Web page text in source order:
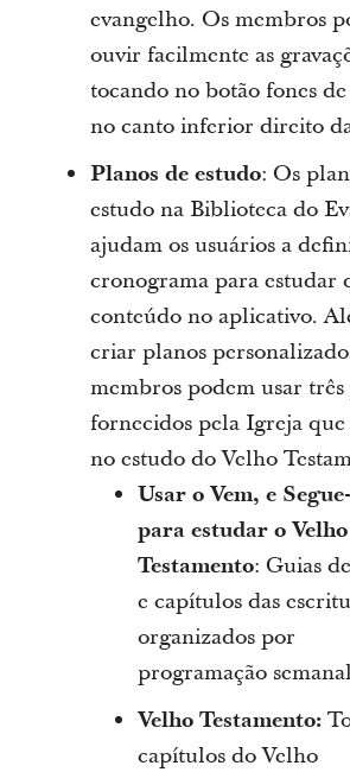
evangelho. Os membros
ouvir facilmente as
tocando no botão fones
no canto inferior direito
Planos de estudo: Os
estudo na Biblioteca do
ajudam os usuários a
cronograma para estudar
conteúdo no aplicativo.
criar planos
membros podem usar
fornecidos pela Igreja
no estudo do Velho
Usar o Vem, e
para estudar o Velho
Testamento: Guias
e capítulos das
organizados por
programação
Velho Testamento:
capítulos do Velho